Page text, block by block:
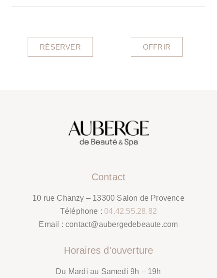
RÉSERVER OFFRIR
Contact
10 rue Chanzy – 13300 Salon de Provence
Téléphone :04.42.55.28.82
Email :contact@aubergedebeaute.com
Horaires d'ouverture
Du Mardi au Samedi 9h – 19h